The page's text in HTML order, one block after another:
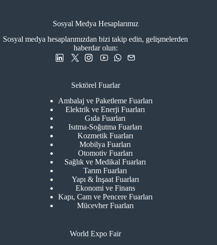
Sosyal Medya Hesaplarımız
Sosyal medya hesaplarımızdan bizi takip edin, gelişmelerden
haberdar olun:
Sektörel Fuarlar
Ambalaj ve Paketleme Fuarları
Elektrik ve Enerji Fuarları
Gıda Fuarları
Isıtma-Soğutma Fuarları
Kozmetik Fuarları
Mobilya Fuarları
Otomotiv Fuarları
Sağlık ve Medikal Fuarları
Tarım Fuarları
Yapı & İnşaat Fuarları
Ekonomi ve Finans
Kapı, Cam ve Pencere Fuarları
Mücevher Fuarları
World Expo Fair